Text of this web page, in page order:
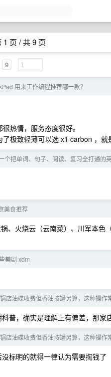
1 页 / 共 9 页
9
用来工作编程推荐哪一款？
热情，服务态度很好。
极致轻薄可以选 x1 carbon ，就
个把单词、句子、阅读、复习全打通的
美食推荐
、火烧云（云南菜）、川军本色（
美剧 xdm
店油碟收费但香油按罐另算，这种操作
科普，确实是理解上有偏差，那家
店油碟收费但香油按罐另算，这种操作
标明的就得一律认为需要掏钱了